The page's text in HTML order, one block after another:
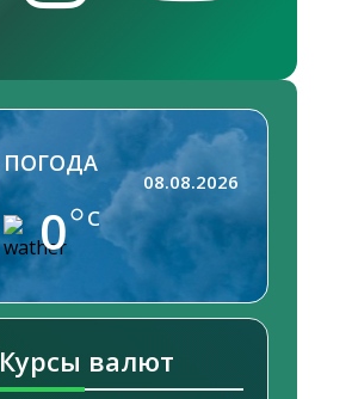
ПОГОДА
0 C
08.08.2026
Курсы валют